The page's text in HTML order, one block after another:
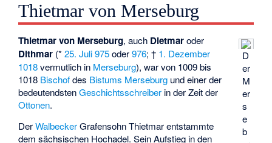
Thietmar von Merseburg
D
er
M
er
s
e
b
Thietmar von Merseburg, auch Dietmaroder
Dithmar (*25. Juli 975oder976; † 1. Dezember
1018vermutlich in Merseburg), war von 1009 bis
1018 Bischofdes Bistums Merseburg und einer der
bedeutendstenGeschichtsschreiber in der Zeit der
Ottonen.
DerWalbeckerGrafensohn Thietmar entstammte
dem sächsischen Hochadel. Sein Aufstieg in den